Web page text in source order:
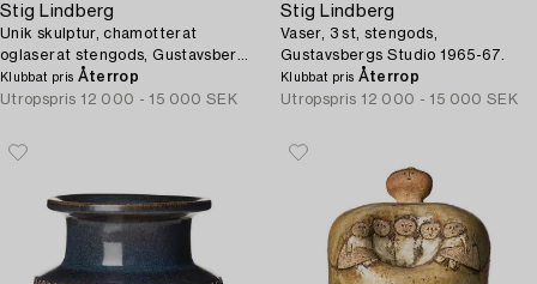
Stig Lindberg
Unik skulptur, chamotterat
oglaserat stengods, Gustavsbergs
Studio 1970.
Klubbat pris Återrop
Utropspris 12 000 - 15 000 SEK
Stig Lindberg
Vaser, 3 st, stengods,
Gustavsbergs Studio 1965-67.
Klubbat pris Återrop
Utropspris 12 000 - 15 000 SEK